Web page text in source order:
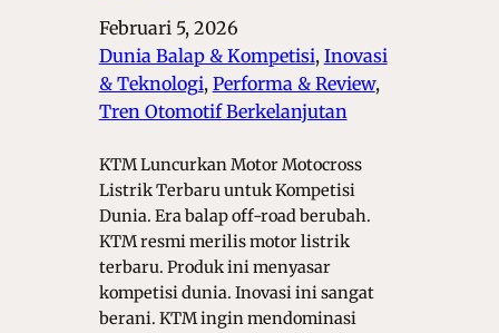
Februari 5, 2026
Dunia Balap & Kompetisi, Inovasi
& Teknologi, Performa & Review ,
Tren Otomotif Berkelanjutan
KTM Luncurkan Motor Motocross
Listrik Terbaru untuk Kompetisi
Dunia. Era balap off-road berubah.
KTM resmi merilis motor listrik
terbaru. Produk ini menyasar
kompetisi dunia. Inovasi ini sangat
berani. KTM ingin mendominasi